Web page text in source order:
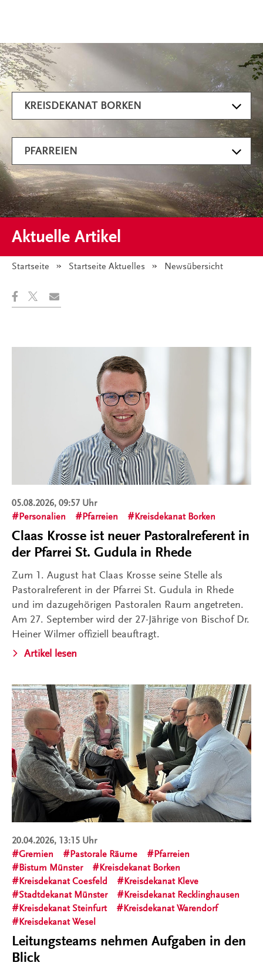
Aktuelle Artikel
Artikel filtern
KREISDEKANAT BORKEN
PFARREIEN
Startseite Startseite Aktuelles Angezeigt:
Newsübersicht
05.08.2026, 09:57 Uhr
Personalien
Pfarreien Kreisdekanat Borken
Claas Krosse ist neuer Pastoralreferent in
der Pfarrei St. Gudula in Rhede
Zum 1. August hat Claas Krosse seine Stelle als
Pastoralreferent in der Pfarrei St. Gudula in Rhede
und im dazugehörigen Pastoralen Raum angetreten.
Am 27. September wird der 27-Jährige von Bischof Dr.
Heiner Wilmer offiziell beauftragt.
Artikel lesen
20.04.2026, 13:15 Uhr
Gremien
Pastorale Räume
Pfarreien
Bistum Münster
Kreisdekanat Borken
Kreisdekanat Coesfeld
Kreisdekanat Kleve
Stadtdekanat Münster
Kreisdekanat Recklinghausen
Kreisdekanat Steinfurt
Kreisdekanat Warendorf
Kreisdekanat Wesel
Leitungsteams nehmen Aufgaben in den
Blick